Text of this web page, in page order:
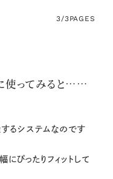
3/3PAGES
使ってみると……
るシステムなのです
ぴったりフィットして